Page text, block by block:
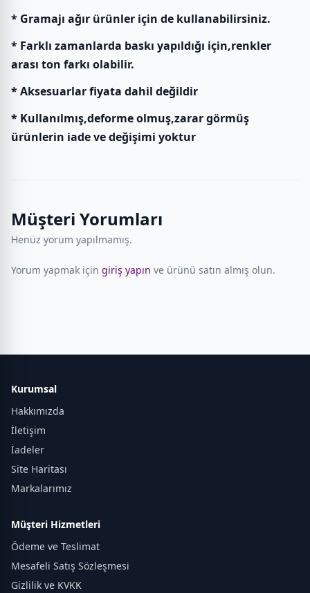
* Gramajı ağır ürünler için de kullanabilirsiniz.
* Farklı zamanlarda baskı yapıldığı için,renkler
arası ton farkı olabilir.
* Aksesuarlar fiyata dahil değildir
* Kullanılmış,deforme olmuş,zarar görmüş
ürünlerin iade ve değişimi yoktur
Müşteri Yorumları
Henüz yorum yapılmamış.
Yorum yapmak için giriş yapın ve ürünü satın almış olun.
Kurumsal
Hakkımızda
İletişim
İadeler
Site Haritası
Markalarımız
Müşteri Hizmetleri
Ödeme ve Teslimat
Mesafeli Satış Sözleşmesi
Gizlilik ve KVKK